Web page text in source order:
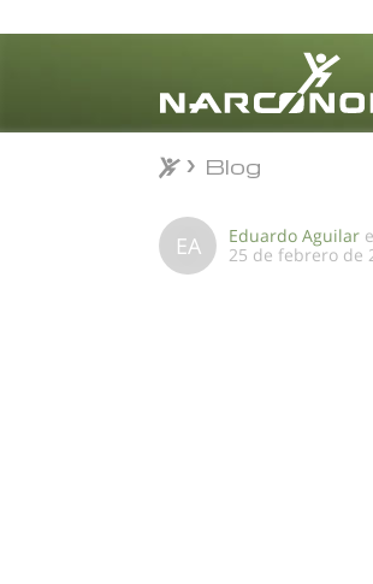
Blog
EA Eduardo Aguilar
25 de febrero de
Blog